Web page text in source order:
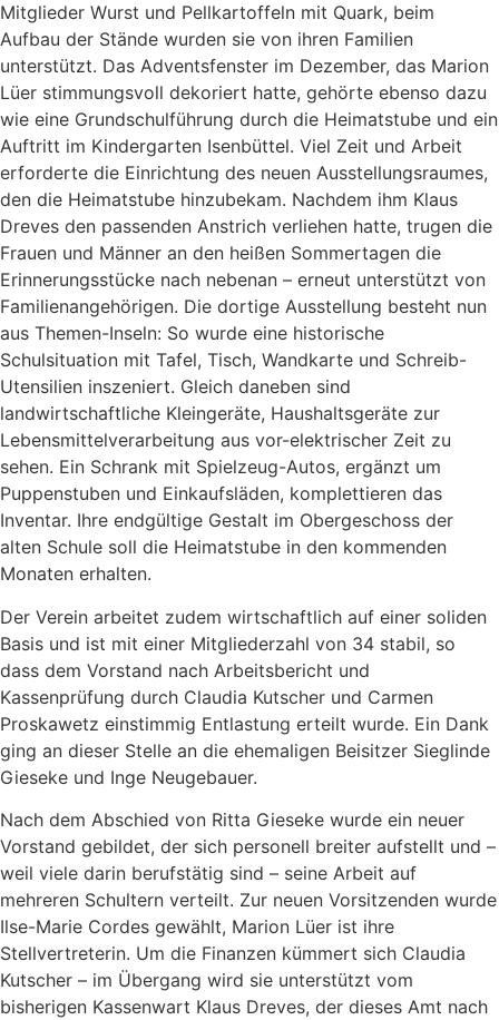
Mitglieder Wurst und Pellkartoffeln mit Quark, beim
Aufbau der Stände wurden sie von ihren Familien
unterstützt. Das Adventsfenster im Dezember, das Marion
Lüer stimmungsvoll dekoriert hatte, gehörte ebenso dazu
wie eine Grundschulführung durch die Heimatstube und ein
Auftritt im Kindergarten Isenbüttel. Viel Zeit und Arbeit
erforderte die Einrichtung des neuen Ausstellungsraumes,
den die Heimatstube hinzubekam. Nachdem ihm Klaus
Dreves den passenden Anstrich verliehen hatte, trugen die
Frauen und Männer an den heißen Sommertagen die
Erinnerungsstücke nach nebenan – erneut unterstützt von
Familienangehörigen. Die dortige Ausstellung besteht nun
aus Themen-Inseln: So wurde eine historische
Schulsituation mit Tafel, Tisch, Wandkarte und Schreib-
Utensilien inszeniert. Gleich daneben sind
landwirtschaftliche Kleingeräte, Haushaltsgeräte zur
Lebensmittelverarbeitung aus vor-elektrischer Zeit zu
sehen. Ein Schrank mit Spielzeug-Autos, ergänzt um
Puppenstuben und Einkaufsläden, komplettieren das
Inventar. Ihre endgültige Gestalt im Obergeschoss der
alten Schule soll die Heimatstube in den kommenden
Monaten erhalten.
Der Verein arbeitet zudem wirtschaftlich auf einer soliden
Basis und ist mit einer Mitgliederzahl von 34 stabil, so
dass dem Vorstand nach Arbeitsbericht und
Kassenprüfung durch Claudia Kutscher und Carmen
Proskawetz einstimmig Entlastung erteilt wurde. Ein Dank
ging an dieser Stelle an die ehemaligen Beisitzer Sieglinde
Gieseke und Inge Neugebauer.
Nach dem Abschied von Ritta Gieseke wurde ein neuer
Vorstand gebildet, der sich personell breiter aufstellt und –
weil viele darin berufstätig sind – seine Arbeit auf
mehreren Schultern verteilt. Zur neuen Vorsitzenden wurde
Ilse-Marie Cordes gewählt, Marion Lüer ist ihre
Stellvertreterin. Um die Finanzen kümmert sich Claudia
Kutscher – im Übergang wird sie unterstützt vom
bisherigen Kassenwart Klaus Dreves, der dieses Amt nach